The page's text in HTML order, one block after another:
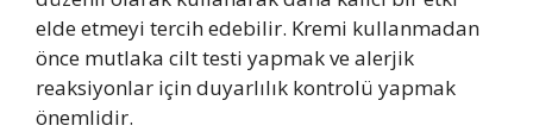
elde etmeyi tercih edebilir. Kremi kullanmadan
önce mutlaka cilt testi yapmak ve alerjik
reaksiyonlar için duyarlılık kontrolü yapmak
önemlidir.